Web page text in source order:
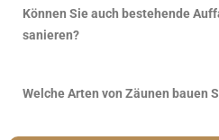
Können Sie auch bestehende
sanieren?
Welche Arten von Zäunen bauen